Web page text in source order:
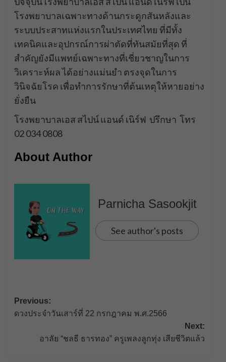
โรงพยาบาลเฉพาะทางด้านกระดูกสันหลังและ
ระบบประสาทแห่งแรกในประเทศไทย ที่มีทั้ง
เทคนิคและอุปกรณ์การผ่าตัดที่ทันสมัยที่สุด ที่
สำคัญยังมีแพทย์เฉพาะทางที่เชี่ยวชาญในการ
วิเคราะห์ผล ได้อย่างแม่นยำ ตรงจุดในการ
วินิจฉัยโรค เพื่อทำการรักษาที่ต้นเหตุให้หายอย่าง
ยั่งยืน
โรงพยาบาลเอส สไปน์ แอนด์ เนิร์ฟ ปรึกษา โทร
02 034 0808
About Author
Parnicha Sasookjit
See author's posts
Post
navigation
Previous:
ดวงประจำวันเสาร์ที่ 22 กรกฎาคม พ.ศ.2566
Next:
อาลัย “ชลธี ธารทอง” ครูเพลงลูกทุ่ง เสียชีวิตแล้ว